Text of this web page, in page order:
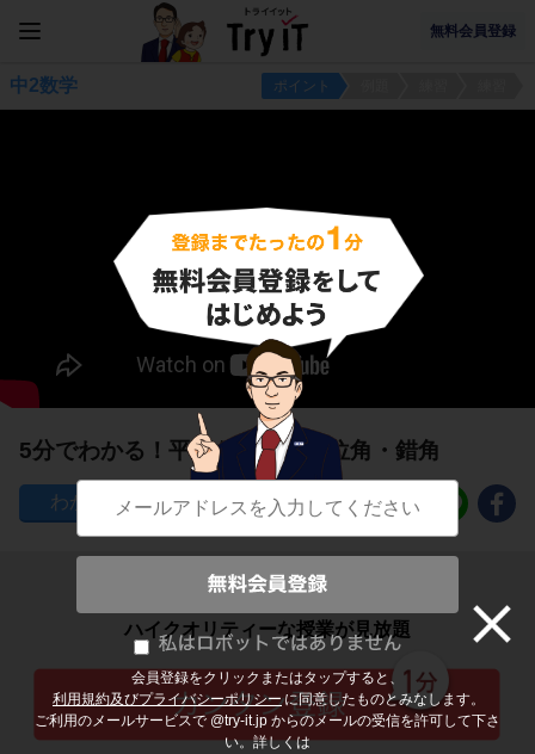
無料会員登録
会員登録をクリックまたはタップすると、
利用規約及びプライバシーポリシー に同意したものとみなします。
ご利用のメールサービスで @try-it.jp からのメールの受信を許可して下さ
い。詳しくは
中2数学 ポイント
5分でわかる！平行なときの同位角・錯角
264
子どもの勉強から大人の学び直しまで
ハイクオリティーな授業が見放題